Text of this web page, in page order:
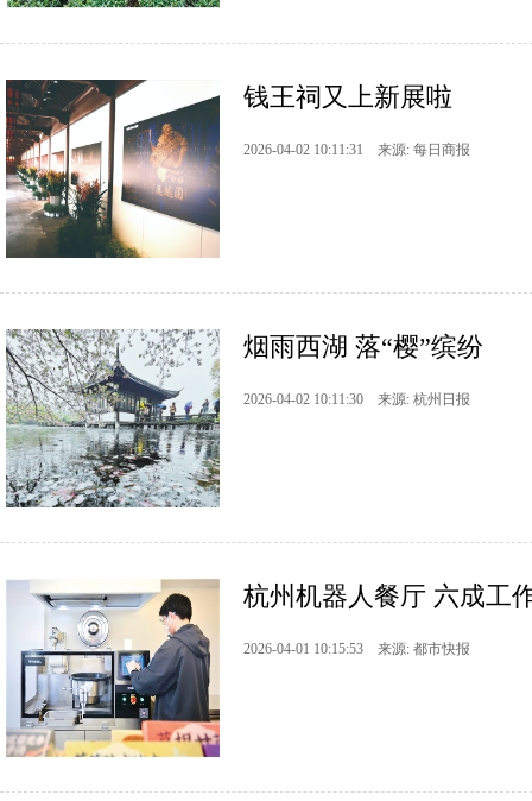
钱王祠又上新展啦
2026-04-02 10:11:31 来源: 每日商报
烟雨西湖 落“樱”缤纷
2026-04-02 10:11:30 来源: 杭州日报
杭州机器人餐厅 六成工
2026-04-01 10:15:53 来源: 都市快报